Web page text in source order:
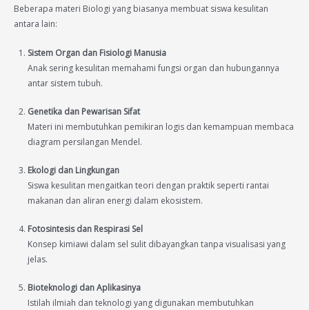
Beberapa materi Biologi yang biasanya membuat siswa kesulitan
antara lain:
Sistem Organ dan Fisiologi Manusia
Anak sering kesulitan memahami fungsi organ dan hubungannya
antar sistem tubuh.
Genetika dan Pewarisan Sifat
Materi ini membutuhkan pemikiran logis dan kemampuan membaca
diagram persilangan Mendel.
Ekologi dan Lingkungan
Siswa kesulitan mengaitkan teori dengan praktik seperti rantai
makanan dan aliran energi dalam ekosistem.
Fotosintesis dan Respirasi Sel
Konsep kimiawi dalam sel sulit dibayangkan tanpa visualisasi yang
jelas.
Bioteknologi dan Aplikasinya
Istilah ilmiah dan teknologi yang digunakan membutuhkan